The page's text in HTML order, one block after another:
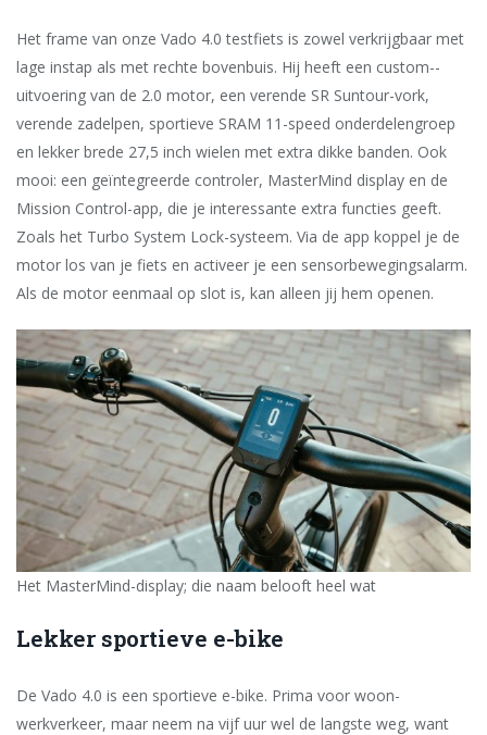
Het frame van onze Vado 4.0 testfiets is zowel verkrijgbaar met
lage instap als met rechte bovenbuis. Hij heeft een custom-­
uitvoering van de 2.0 motor, een verende SR Suntour-vork,
verende zadelpen, sportieve SRAM 11-speed onderdelengroep
en lekker brede 27,5 inch wielen met extra dikke banden. Ook
mooi: een geïntegreerde controler, MasterMind display en de
Mission Control-app, die je interessante extra functies geeft.
Zoals het Turbo System Lock-systeem. Via de app koppel je de
motor los van je fiets en activeer je een sensorbewegingsalarm.
Als de motor eenmaal op slot is, kan alleen jij hem openen.
Het MasterMind-display; die naam belooft heel wat
Lekker sportieve e-bike
De Vado 4.0 is een sportieve e-bike. Prima voor woon-
werkverkeer, maar neem na vijf uur wel de langste weg, want